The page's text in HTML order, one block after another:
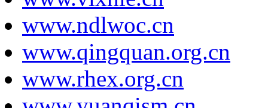
www.ndlwoc.cn
www.qingquan.org.cn
www.rhex.org.cn